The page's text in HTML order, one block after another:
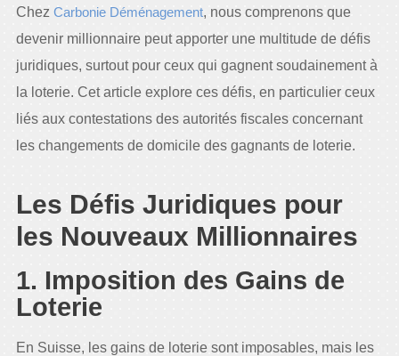
Chez Carbonie Déménagement, nous comprenons que
devenir millionnaire peut apporter une multitude de défis
juridiques, surtout pour ceux qui gagnent soudainement à
la loterie. Cet article explore ces défis, en particulier ceux
liés aux contestations des autorités fiscales concernant
les changements de domicile des gagnants de loterie.
Les Défis Juridiques pour
les Nouveaux Millionnaires
1. Imposition des Gains de
Loterie
En Suisse, les gains de loterie sont imposables, mais les